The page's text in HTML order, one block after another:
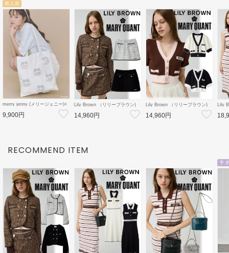
再入荷
merry jenny (メリージェニー)ﾊ
【2826419012】トートバッグ
【ちいかわコラボ】
9,900円
Lily Brown （リリーブラウン)
【LB×MARY QUANT】ミニス
カート 26秋冬
【LWFS264101】フレアスカー
14,960円
Lily Brown （リリーブラウン)
【LB×MARY QUANT】ニット
カーディガン 26秋冬
【LWND264109】カーディガン
14,960円
Lily
ット
【
RECOMMEND ITEM
予